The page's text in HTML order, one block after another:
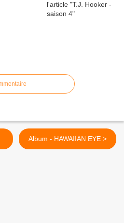
Album - HAWAIIAN EYE >